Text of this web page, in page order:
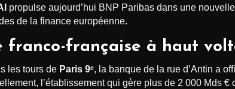
propulse aujourd’hui BNP Paribas dans une
de la finance européenne.
franco-française à haut
les tours de Paris 9ᵉ, la banque de la rue d’Antin a
l’établissement qui gère plus de 2 000 Mds